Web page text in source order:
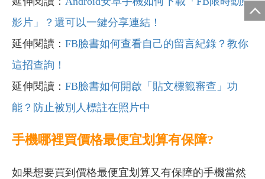
影片」？還可以一鍵分享連結！
延伸閱讀： FB臉書如何查看自己的留言紀錄？教你
這招查詢！
延伸閱讀： FB臉書如何開啟「貼文標籤審查」功
能？防止被別人標註在照片中
手機哪裡買價格最便宜划算有保障?
如果想要買到價格最便宜划算又有保障的手機當然